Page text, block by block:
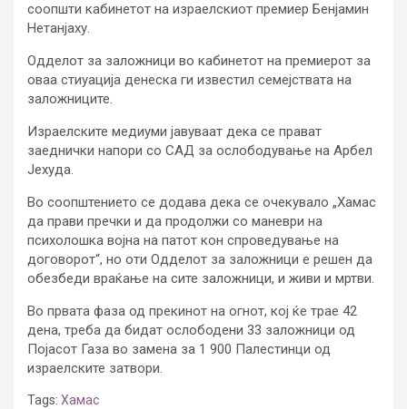
соопшти кабинетот на израелскиот премиер Бенјамин
Нетанјаху.
Одделот за заложници во кабинетот на премиерот за
оваа стиуација денеска ги известил семејствата на
заложниците.
Израелските медиуми јавуваат дека се прават
заеднички напори со САД за ослободување на Арбел
Јехуда.
Во соопштението се додава дека се очекувало „Хамас
да прави пречки и да продолжи со маневри на
психолошка војна на патот кон спроведување на
договорот“, но оти Одделот за заложници е решен да
обезбеди враќање на сите заложници, и живи и мртви.
Во првата фаза од прекинот на огнот, кој ќе трае 42
дена, треба да бидат ослободени 33 заложници од
Појасот Газа во замена за 1 900 Палестинци од
израелските затвори.
Tags: Хамас